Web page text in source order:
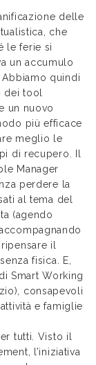
delle
che
le ferie si
un accumulo
Abbiamo quindi
tool
un nuovo
più efficace
meglio le
di recupero. Il
Manager
perdere la
al tema del
(agendo
il
fisica. E,
Smart Working
consapevoli
e famiglie
tutti. Visto il
l’iniziativa